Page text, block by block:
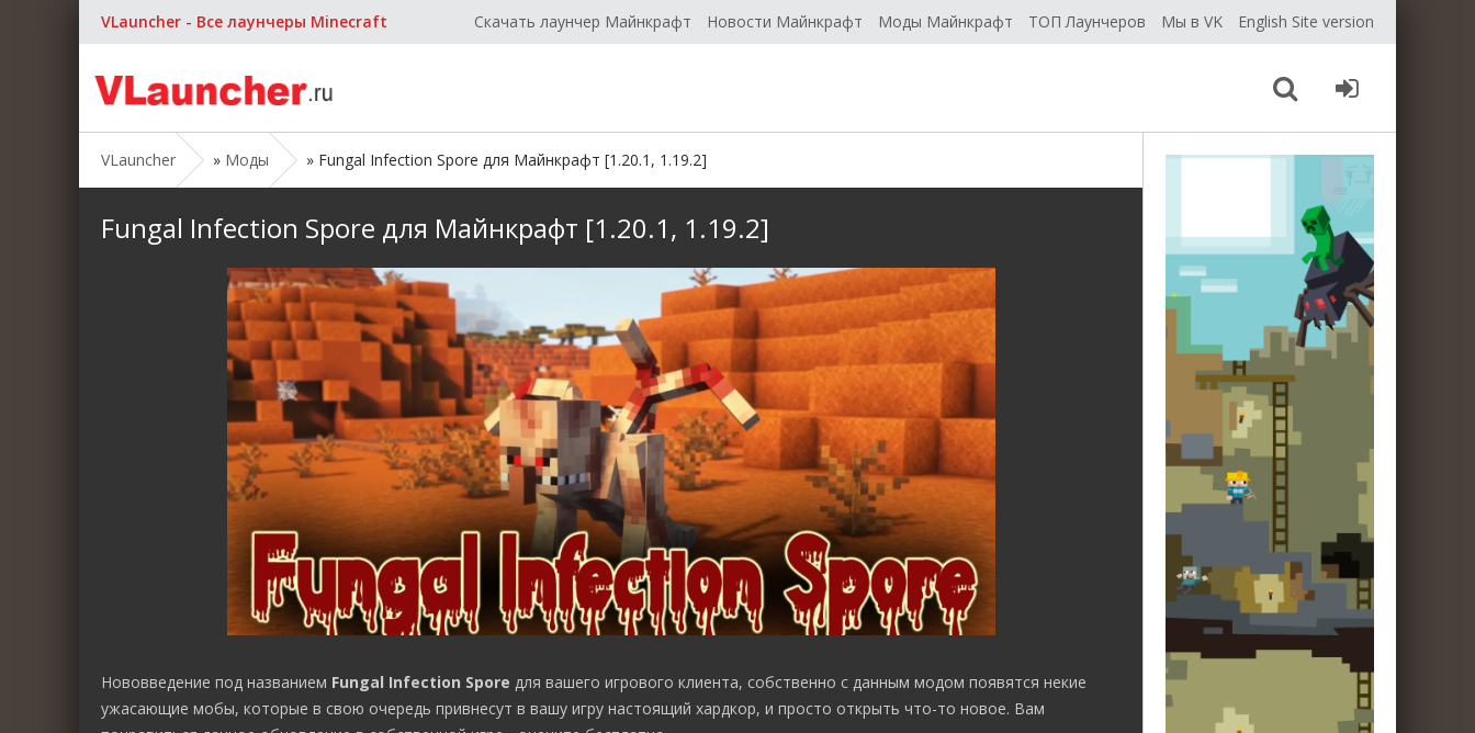
VLauncher - Все лаунчеры Minecraft Скачать лаунчер Майнкрафт Новости Майнкрафт Моды Майнкрафт ТОП Лаунчеров Мы в VK English Site version
VLauncher » Моды » Fungal Infection Spore для Майнкрафт [1.20.1, 1.19.2]
Fungal Infection Spore для Майнкрафт [1.20.1, 1.19.2]
Нововведение под названием Fungal Infection Spore для вашего игрового клиента, собственно с данным модом появятся некие
ужасающие мобы, которые в свою очередь привнесут в вашу игру настоящий хардкор, и просто открыть что-то новое. Вам